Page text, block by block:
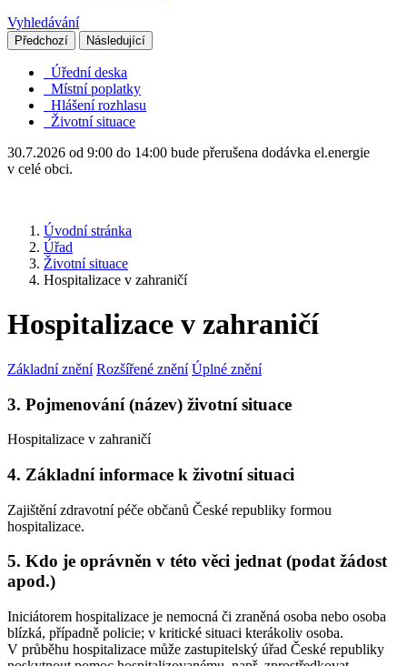
Vyhledávání
Předchozí Následující
Úřední deska
Místní poplatky
Hlášení rozhlasu
Životní situace
30.7.2026 od 9:00 do 14:00 bude přerušena dodávka el.energie
v celé obci.
Úvodní stránka
Úřad
Životní situace
Hospitalizace v zahraničí
Hospitalizace v zahraničí
Základní znění Rozšířené znění Úplné znění
3. Pojmenování (název) životní situace
Hospitalizace v zahraničí
4. Základní informace k životní situaci
Zajištění zdravotní péče občanů České republiky formou
hospitalizace.
5. Kdo je oprávněn v této věci jednat (podat žádost
apod.)
Iniciátorem hospitalizace je nemocná či zraněná osoba nebo osoba
blízká, případně policie; v kritické situaci kterákoliv osoba.
V průběhu hospitalizace může zastupitelský úřad České republiky